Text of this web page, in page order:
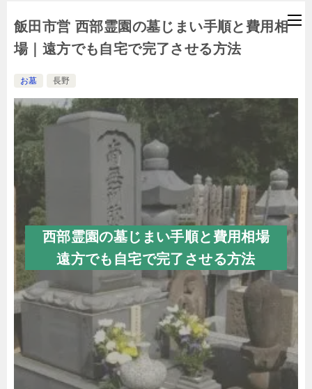
飯田市営 西部霊園の墓じまい手順と費用相
場｜遠方でも自宅で完了させる方法
お墓 長野
西部霊園の墓じまい手順と費用相場
遠方でも自宅で完了させる方法